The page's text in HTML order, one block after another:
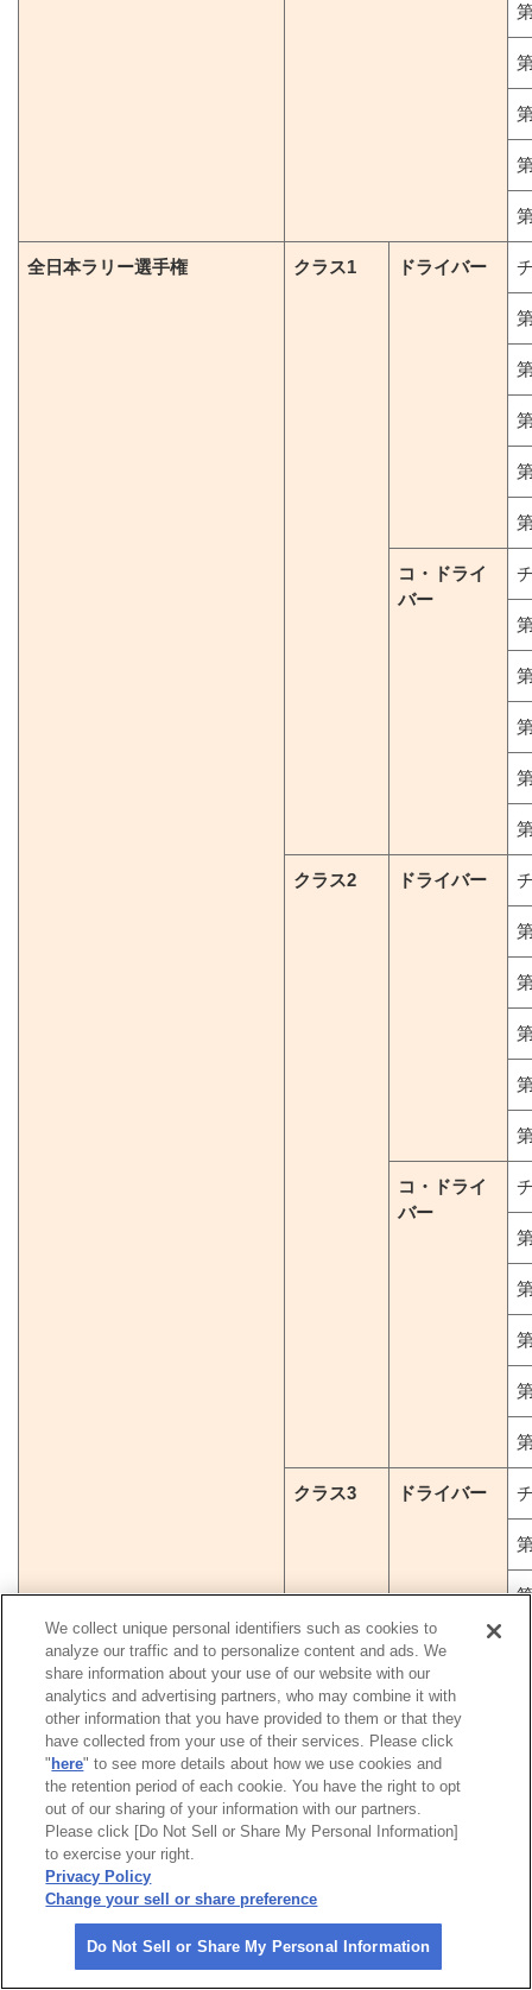
全日本ラリー選手権 クラス1 ドライバー
コ・ドライ
バー
クラス2 ドライバー
コ・ドライ
バー
クラス3 ドライバー
コ・ドライ
バー
We collect unique personal identifiers such as cookies to
analyze our traffic and to personalize content and ads. We
share information about your use of our website with our
analytics and advertising partners, who may combine it with
other information that you have provided to them or that they
have collected from your use of their services. Please click
" here" to see more details about how we use cookies and
the retention period of each cookie. You have the right to opt
out of our sharing of your information with our partners.
Please click [Do Not Sell or Share My Personal Information]
to exercise your right.
Privacy Policy
Change your sell or share preference
Do Not Sell or Share My Personal Information